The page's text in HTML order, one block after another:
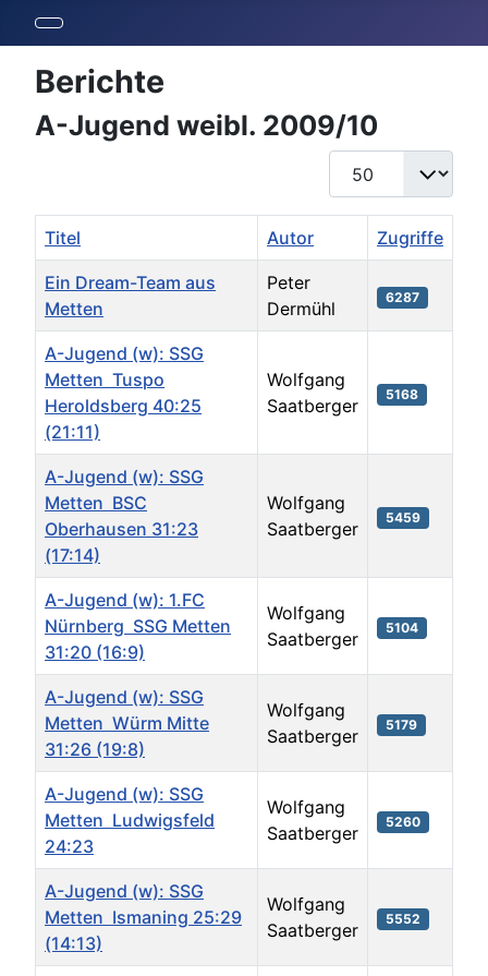
Berichte
A-Jugend weibl. 2009/10
Anzeige #
Titel Autor Zugriffe
Ein Dream-Team aus
Metten
Peter
Dermühl
6287
A-Jugend (w): SSG
Metten  Tuspo
Heroldsberg 40:25
(21:11)
Wolfgang
Saatberger
5168
A-Jugend (w): SSG
Metten  BSC
Oberhausen 31:23
(17:14)
Wolfgang
Saatberger
5459
A-Jugend (w): 1.FC
Nürnberg  SSG Metten
31:20 (16:9)
Wolfgang
Saatberger
5104
A-Jugend (w): SSG
Metten  Würm Mitte
31:26 (19:8)
Wolfgang
Saatberger
5179
A-Jugend (w): SSG
Metten  Ludwigsfeld
24:23
Wolfgang
Saatberger
5260
A-Jugend (w): SSG
Metten  Ismaning 25:29
(14:13)
Wolfgang
Saatberger
5552